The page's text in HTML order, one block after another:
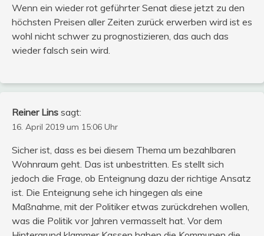
Wenn ein wieder rot geführter Senat diese jetzt zu den
höchsten Preisen aller Zeiten zurück erwerben wird ist es
wohl nicht schwer zu prognostizieren, das auch das
wieder falsch sein wird.
Reiner Lins sagt:
16. April 2019 um 15:06 Uhr
Sicher ist, dass es bei diesem Thema um bezahlbaren
Wohnraum geht. Das ist unbestritten. Es stellt sich
jedoch die Frage, ob Enteignung dazu der richtige Ansatz
ist. Die Enteignung sehe ich hingegen als eine
Maßnahme, mit der Politiker etwas zurückdrehen wollen,
was die Politik vor Jahren vermasselt hat. Vor dem